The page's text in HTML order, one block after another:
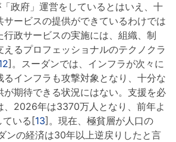
政府」運営をしているとはいえ、十
サービスの提供ができているわけでは
行政サービスの実施には、組織、制
えるプロフェッショナルのテクノクラ
]。スーダンでは、インフラが次々に
るインフラも攻撃対象となり、十分な
が期待できる状況にはない。支援を必
、2026年は3370万人となり、前年よ
ている[13]。現在、極貧層が人口の
ンの経済は30年以上逆戻りしたと言